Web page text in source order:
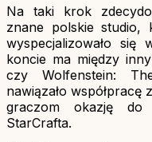
Na taki krok
znane polskie
wyspecjalizowało
koncie ma między
czy Wolfenstein:
nawiązało
graczom okazję
StarCrafta.